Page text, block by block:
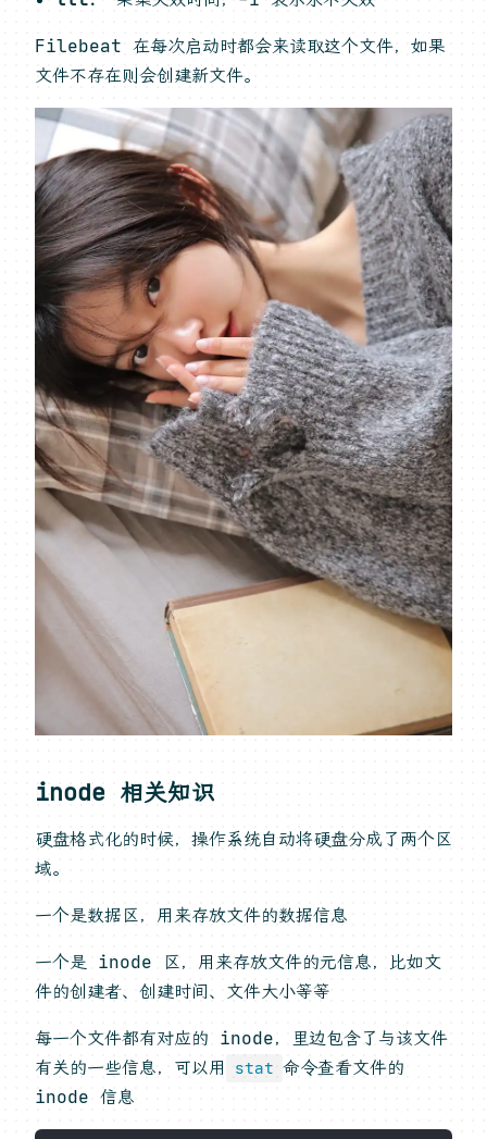
Filebeat 在每次启动时都会来读取这个文件，如果
文件不存在则会创建新文件。
inode 相关知识
硬盘格式化的时候，操作系统自动将硬盘分成了两个区
域。
一个是数据区，用来存放文件的数据信息
一个是 inode 区，用来存放文件的元信息，比如文
件的创建者、创建时间、文件大小等等
每一个文件都有对应的 inode，里边包含了与该文件
有关的一些信息，可以用
stat 命令查看文件的
inode 信息